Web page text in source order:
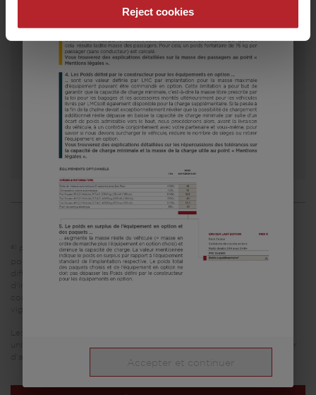
Reject cookies
25 500,– €
A partir de
6 - 7
Couchages
7,15 m
Longueur P.T.A.C.
Sélectionner ce modèle
Prix recommandés, sans engagement, basés sur les tarifs valables
pour la France métropolitaine. Les prix dans d'autres pays peuvent
différer en raison de la devise, de la TVA, des taxes et des droits
Accepter et continuer